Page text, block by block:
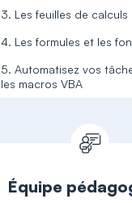
3. Les feuilles de calculs
4. Les formules et les
5. Automatisez vos
les macros VBA
Équipe